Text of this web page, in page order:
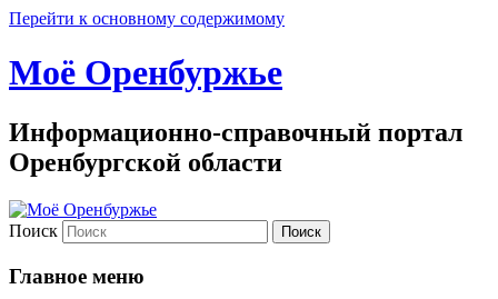
Перейти к основному содержимому
Моё Оренбуржье
Информационно-справочный портал
Оренбургской области
Поиск
Главное меню